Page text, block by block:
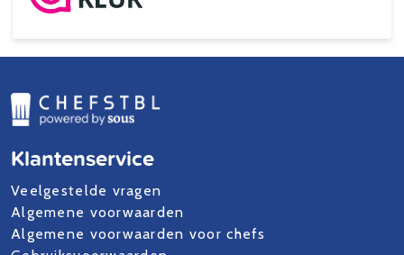
Klantenservice
Veelgestelde vragen
Algemene voorwaarden
Algemene voorwaarden voor chefs